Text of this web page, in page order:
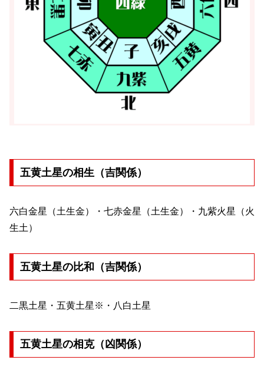
五黄土星の相生（吉関係）
六白金星（土生金）・七赤金星（土生金）・九紫火星（火
生土）
五黄土星の比和（吉関係）
二黒土星・五黄土星※・八白土星
五黄土星の相克（凶関係）